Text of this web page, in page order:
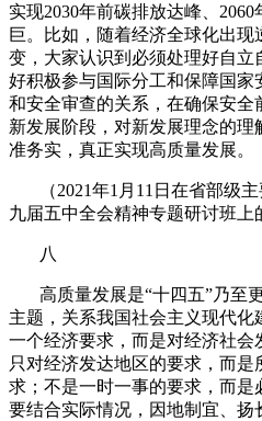
实现2030年前碳排放达峰、 2060
巨。比如，随着经济全球化出
变，大家认识到必须处理好自
好积极参与国际分工和保障国
和安全审查的关系，在确保安全
新发展阶段，对新发展理念的
准务实，真正实现高质量发展。
（2021年1 月 11 日在省部级
九届五中全会精神专题研讨班上
八
高质量发展是“十四五”乃至
主题，关系我国社会主义现代
一个经济要求，而是对经济社
只对经济发达地区的要求，而
求；不是一时一事的要求，而
要结合实际情况，因地制宜、